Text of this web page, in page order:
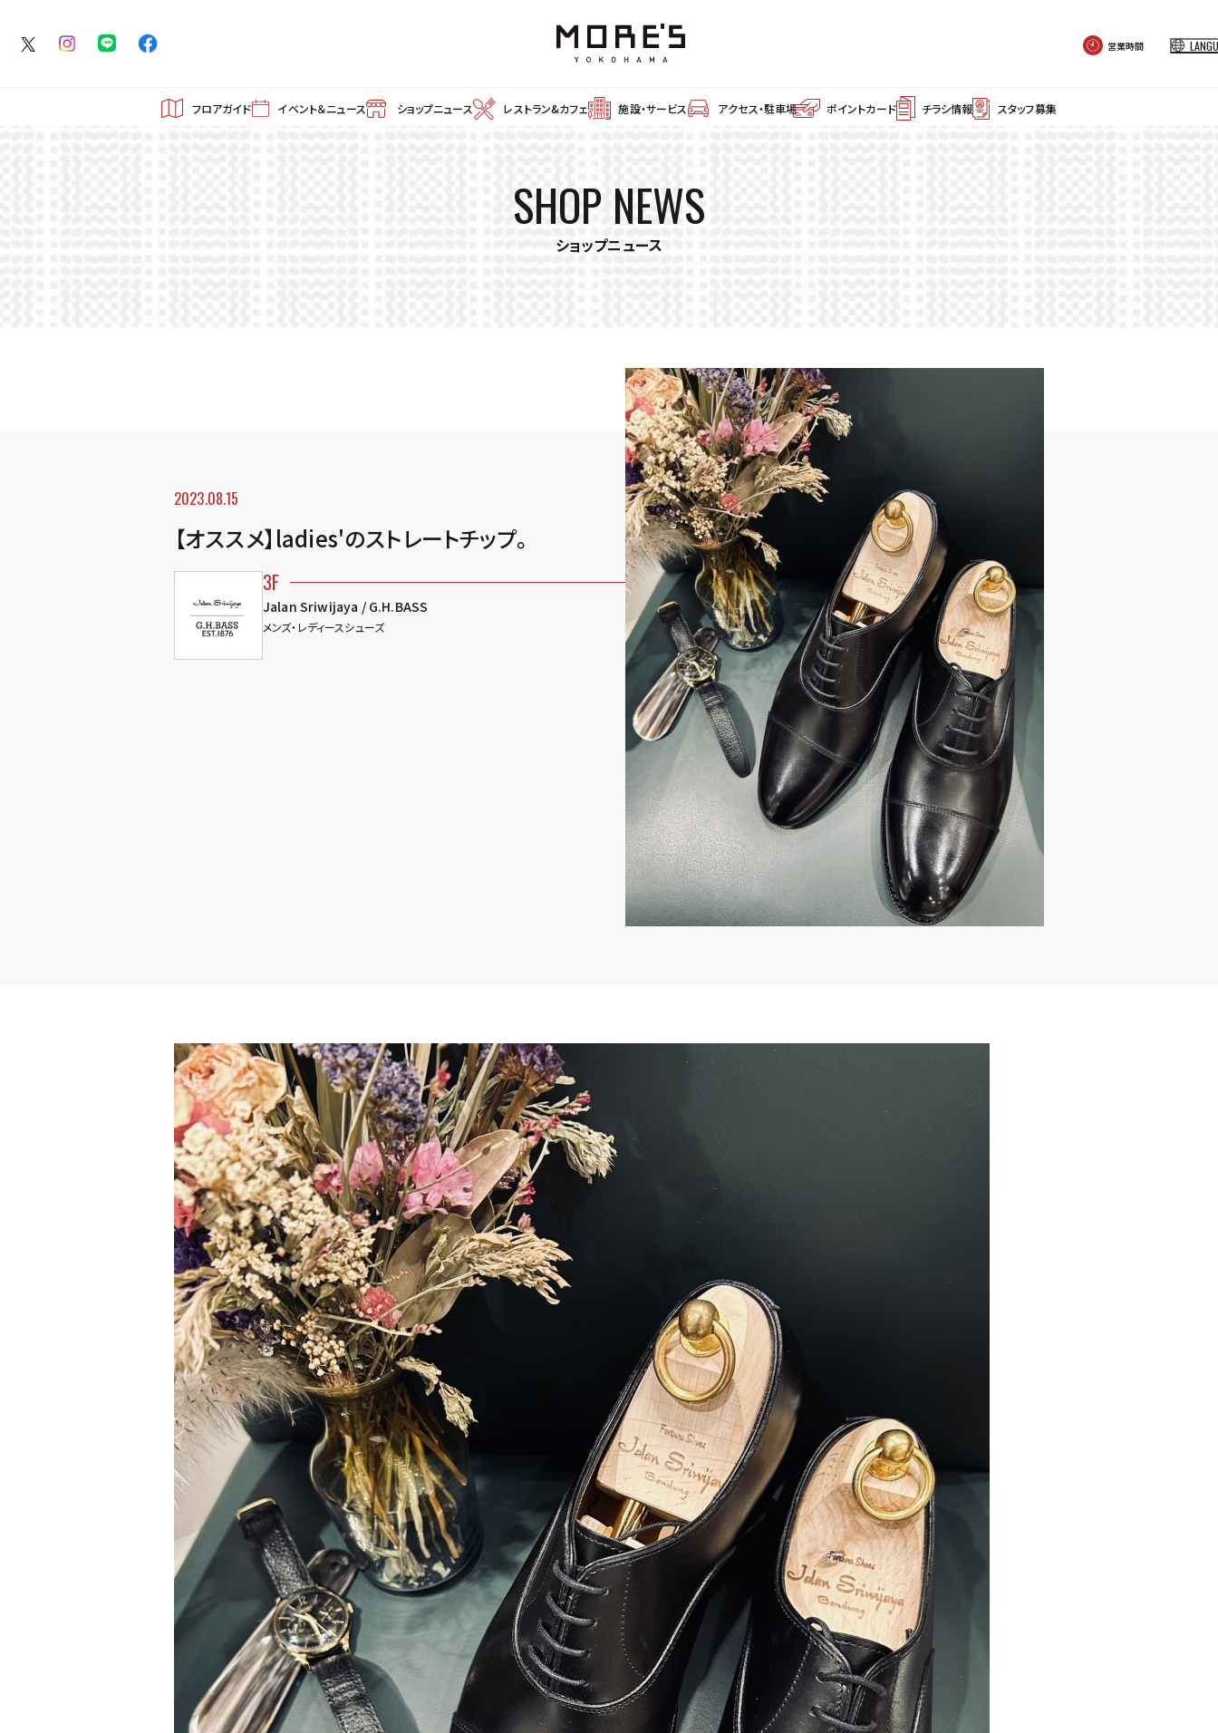
営業時間
フロアガイド イベント＆ニュース ショップニュース レストラン&カフェ 施設・サービス アクセス・駐車場 ポイントカード チラシ情報 スタッフ募集
SHOP NEWS
ショップニュース
2023.08.15
【オススメ】ladies'のストレートチップ。
3F
Jalan Sriwijaya / G.H.BASS
メンズ・レディースシューズ